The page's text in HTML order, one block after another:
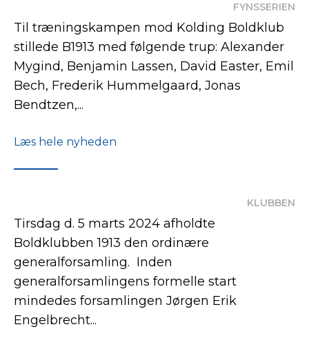
FYNSSERIEN
Til træningskampen mod Kolding Boldklub
stillede B1913 med følgende trup: Alexander
Mygind, Benjamin Lassen, David Easter, Emil
Bech, Frederik Hummelgaard, Jonas
Bendtzen,...
Læs hele nyheden
KLUBBEN
Tirsdag d. 5 marts 2024 afholdte
Boldklubben 1913 den ordinære
generalforsamling. Inden
generalforsamlingens formelle start
mindedes forsamlingen Jørgen Erik
Engelbrecht...